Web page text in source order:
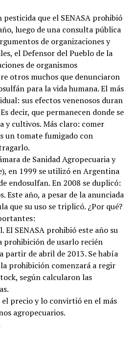
pesticida que el SENASA prohibió
luego de una consulta pública
de organizaciones y
el Defensor del Pueblo de la
de organismos
otros muchos que denunciaron
para la vida humana. El más
sus efectos venenosos duran
decir, que permanecen donde se
y cultivos. Más claro: comer
un tomate fumigado con
de Sanidad Agropecuaria y
en 1999 se utilizó en Argentina
endosulfan. En 2008 se duplicó:
Este año, a pesar de la anunciada
que su uso se triplicó. ¿Por qué?
El SENASA prohibió este año su
de usarlo recién
partir de abril de 2013. Se había
prohibición comenzará a regir
según calcularon las
el precio y lo convirtió en el más
agropecuarios.